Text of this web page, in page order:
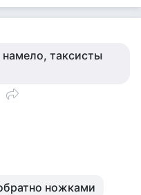
намело, таксисты
ножками